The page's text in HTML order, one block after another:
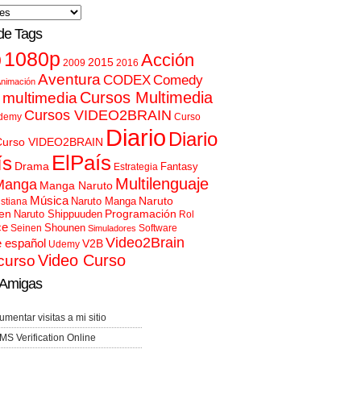
Tags
1080p 2009 2015 2016 Acción
AventuraCODEXComedy
Cursos Multimedia
Cursos VIDEO2BRAIN Curso
VIDEO2BRAIN Diario Diario
Drama ElPaís Estrategia Fantasy
Manga Naruto Multilenguaje
Música Naruto Manga Naruto
Naruto Shippuuden Programación Rol
Seinen Shounen Simuladores Software
español Udemy V2BVideo2Brain
Video Curso
visitas a mi sitio
Verification Online